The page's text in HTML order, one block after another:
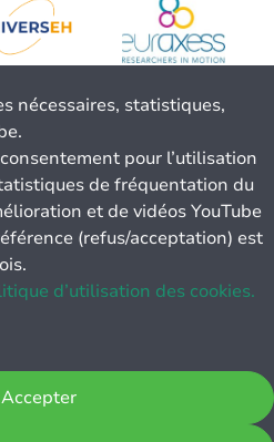
nécessaires, statistiques,
pour l’utilisation
de fréquentation du
et de vidéos YouTube
(refus/acceptation) est
d’utilisation des cookies.
Accepter